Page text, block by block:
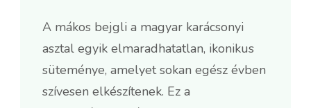
A mákos bejgli a magyar karácsonyi
asztal egyik elmaradhatatlan, ikonikus
süteménye, amelyet sokan egész évben
szívesen elkészítenek. Ez a